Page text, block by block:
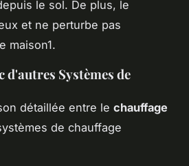
le sol. De plus, le
et ne perturbe pas
maison1.
d'autres Systèmes de
détaillée entre le chauffage
de chauffage